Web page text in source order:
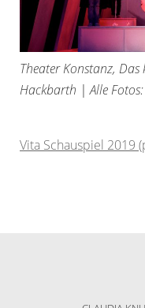
Theater Konstanz, Das
Hackbarth | Alle
Vita Schauspiel 2019